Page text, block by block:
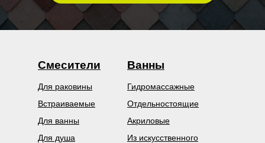
Смесители
Встраиваемые
Для ванны
Для душа
Для раковины
Ванны
Из искусственного
Гидромассажные
Акриловые
Отдельностоящие